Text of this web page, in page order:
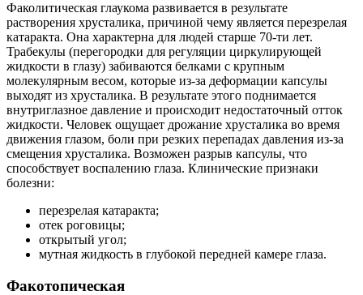
Факолитическая глаукома развивается в результате
растворения хрусталика, причиной чему является перезрелая
катаракта. Она характерна для людей старше 70-ти лет.
Трабекулы (перегородки для регуляции циркулирующей
жидкости в глазу) забиваются белками с крупным
молекулярным весом, которые из-за деформации капсулы
выходят из хрусталика. В результате этого поднимается
внутриглазное давление и происходит недостаточный отток
жидкости. Человек ощущает дрожание хрусталика во время
движения глазом, боли при резких перепадах давления из-за
смещения хрусталика. Возможен разрыв капсулы, что
способствует воспалению глаза. Клинические признаки
болезни:
перезрелая катаракта;
отек роговицы;
открытый угол;
мутная жидкость в глубокой передней камере глаза.
Факотопическая